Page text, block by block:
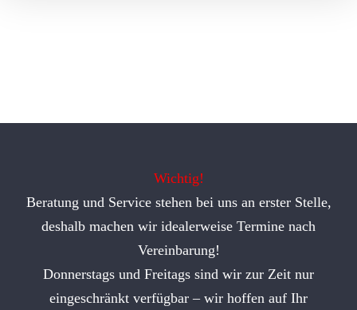
Wichtig!
Beratung und Service stehen bei uns an erster Stelle,
deshalb machen wir idealerweise Termine nach
Vereinbarung!
Donnerstags und Freitags sind wir zur Zeit nur
eingeschränkt verfügbar – wir hoffen auf Ihr